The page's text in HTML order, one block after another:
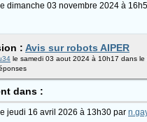
dimanche 03 novembre 2024 à
: Avis sur robots AIPER
le samedi 03 aout 2024 à 10h17 dans le
dans :
jeudi 16 avril 2026 à 13h30 par